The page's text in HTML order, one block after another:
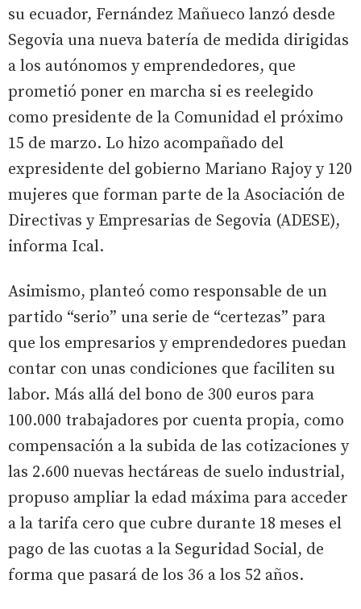
su ecuador, Fernández Mañueco lanzó desde
Segovia una nueva batería de medida dirigidas
a los autónomos y emprendedores, que
prometió poner en marcha si es reelegido
como presidente de la Comunidad el próximo
15 de marzo. Lo hizo acompañado del
expresidente del gobierno Mariano Rajoy y 120
mujeres que forman parte de la Asociación de
Directivas y Empresarias de Segovia (ADESE),
informa Ical.
Asimismo, planteó como responsable de un
partido “serio” una serie de “certezas” para
que los empresarios y emprendedores puedan
contar con unas condiciones que faciliten su
labor. Más allá del bono de 300 euros para
100.000 trabajadores por cuenta propia, como
compensación a la subida de las cotizaciones y
las 2.600 nuevas hectáreas de suelo industrial,
propuso ampliar la edad máxima para acceder
a la tarifa cero que cubre durante 18 meses el
pago de las cuotas a la Seguridad Social, de
forma que pasará de los 36 a los 52 años.